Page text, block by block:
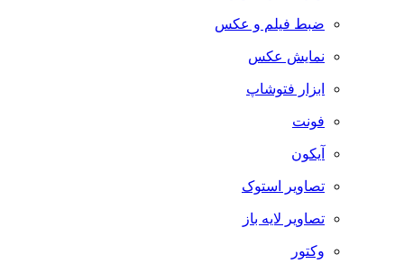
ضبط فيلم و عكس
نمایش عکس
ابزار فتوشاپ
فونت
آیکون
تصاویر استوک
تصاویر لایه باز
وکتور